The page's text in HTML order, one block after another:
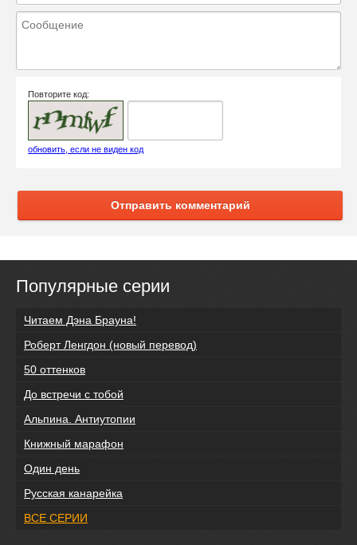
Повторите код:
обновить, если не виден код
Отправить комментарий
Популярные серии
Читаем Дэна Брауна!
Роберт Ленгдон (новый перевод)
50 оттенков
До встречи с тобой
Альпина. Антиутопии
Книжный марафон
Один день
Русская канарейка
ВСЕ СЕРИИ